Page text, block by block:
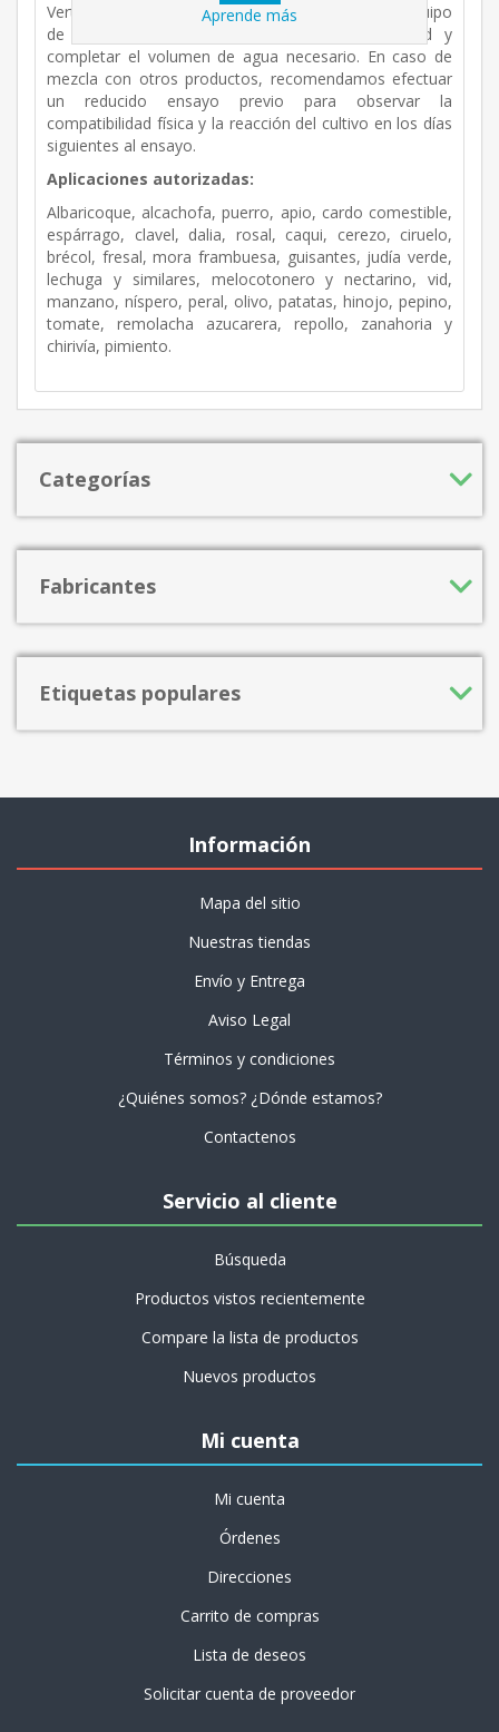
Verter la cantidad necesaria de producto en el equipo
de pulverización manual, llenado hasta la mitad y
completar el volumen de agua necesario. En caso de
mezcla con otros productos, recomendamos efectuar
un reducido ensayo previo para observar la
compatibilidad física y la reacción del cultivo en los días
siguientes al ensayo.
Aplicaciones autorizadas:
Albaricoque, alcachofa, puerro, apio, cardo comestible,
espárrago, clavel, dalia, rosal, caqui, cerezo, ciruelo,
brécol, fresal, mora frambuesa, guisantes, judía verde,
lechuga y similares, melocotonero y nectarino, vid,
manzano, níspero, peral, olivo, patatas, hinojo, pepino,
tomate, remolacha azucarera, repollo, zanahoria y
chirivía, pimiento.
Categorías
Fabricantes
Etiquetas populares
Información
Mapa del sitio
Nuestras tiendas
Envío y Entrega
Aviso Legal
Términos y condiciones
¿Quiénes somos? ¿Dónde estamos?
Contactenos
Servicio al cliente
Búsqueda
Productos vistos recientemente
Compare la lista de productos
Nuevos productos
Mi cuenta
Mi cuenta
Órdenes
Direcciones
Carrito de compras
Lista de deseos
Solicitar cuenta de proveedor
Aprende más